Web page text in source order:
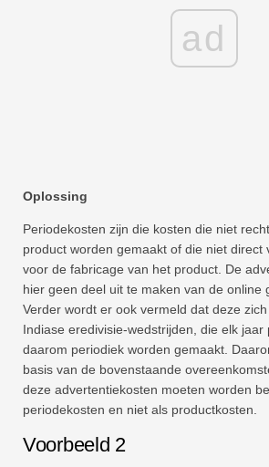
ad
Oplossing
Periodekosten zijn die kosten die niet
product worden gemaakt of die niet direct
voor de fabricage van het product. De
hier geen deel uit te maken van de online
Verder wordt er ook vermeld dat deze
Indiase eredivisie-wedstrijden, die elk jaar
daarom periodiek worden gemaakt.
basis van de bovenstaande
deze advertentiekosten moeten worden
periodekosten en niet als productkosten.
Voorbeeld 2